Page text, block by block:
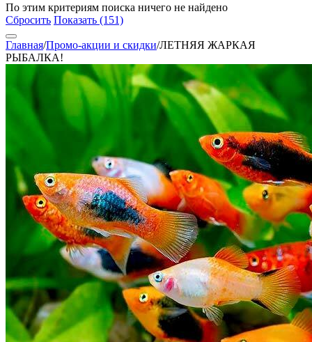
По этим критериям поиска ничего не найдено
Сбросить Показать (151)
Главная/Промо-акции и скидки/ЛЕТНЯЯ ЖАРКАЯ
РЫБАЛКА!